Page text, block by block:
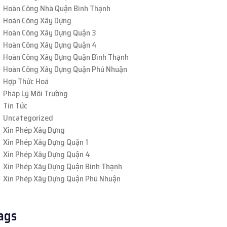
Hoàn Công Nhà Quận Bình Thạnh
Hoàn Công Xây Dựng
Hoàn Công Xây Dựng Quận 3
Hoàn Công Xây Dựng Quận 4
Hoàn Công Xây Dựng Quận Bình Thạnh
Hoàn Công Xây Dựng Quận Phú Nhuận
Hợp Thức Hoá
Pháp Lý Môi Trường
Tin Tức
Uncategorized
Xin Phép Xây Dựng
Xin Phép Xây Dựng Quận 1
Xin Phép Xây Dựng Quận 4
Xin Phép Xây Dựng Quận Bình Thạnh
Xin Phép Xây Dựng Quận Phú Nhuận